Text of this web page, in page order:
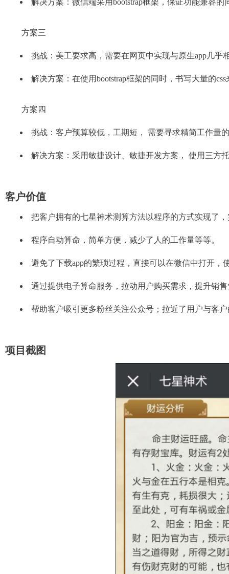
解决方案：微信端采用bootstrap框架，保证功能兼容
方案三
挑战：美工要求高，需要在网页中实现与原生app几乎
解决方案：在使用bootstrap框架的同时，书写大量的
方案四
挑战：客户预算较低，工期短， 需要寻求精简工作量
解决方案：采用敏捷设计、敏捷开发方案， 使用三方
客户价值
把客户拥有的七星神术测算方法以程序的方式实现了
程序自动算命，简单方便，减少了人的工作量等等。
避免了下载app的繁琐过程，直接可以在微信中打开
通过提供电子算命服务，拉动用户购买需求，提升销
帮助客户吸引更多粉丝关注公众号；拉近了用户与客
项目截图